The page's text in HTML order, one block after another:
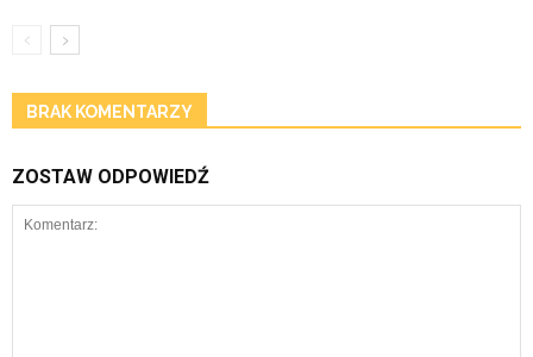
BRAK KOMENTARZY
ZOSTAW ODPOWIEDŹ